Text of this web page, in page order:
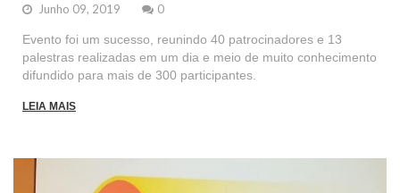
Junho 09, 2019 0
Evento foi um sucesso, reunindo 40 patrocinadores e 13
palestras realizadas em um dia e meio de muito conhecimento
difundido para mais de 300 participantes.
LEIA MAIS